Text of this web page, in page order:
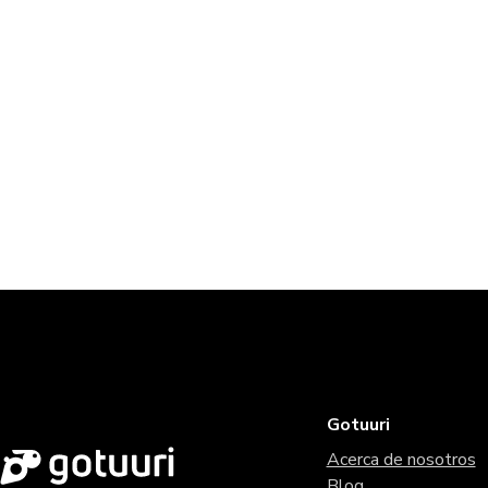
Gotuuri
Acerca de nosotros